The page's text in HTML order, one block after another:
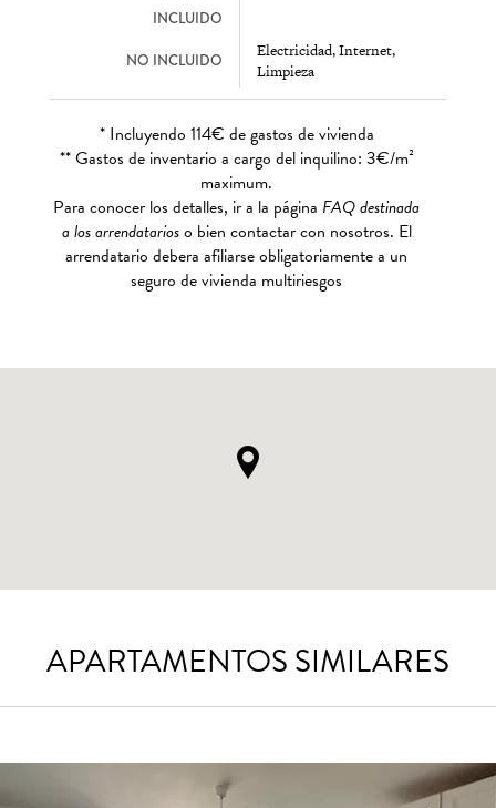
INCLUIDO
NO INCLUIDO
Electricidad, Internet,
Limpieza
* Incluyendo 114€ de gastos de vivienda
** Gastos de inventario a cargo del inquilino: 3€/m²
maximum.
Para conocer los detalles, ir a la página FAQ destinada
a los arrendatarioso bien contactar con nosotros. El
arrendatario debera afiliarse obligatoriamente a un
seguro de vivienda multiriesgos
APARTAMENTOS SIMILARES